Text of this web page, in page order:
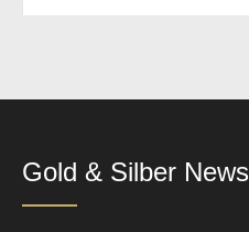
Gold & Silber News